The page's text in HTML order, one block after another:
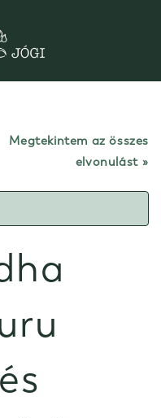
Megtekintem az összes
elvonulást